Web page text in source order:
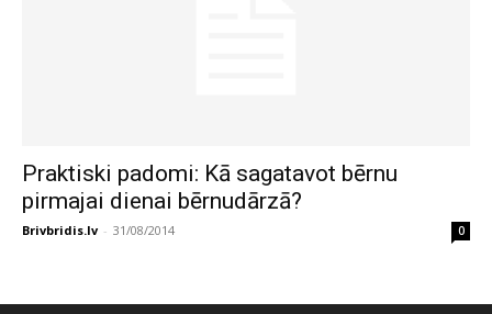
Praktiski padomi: Kā sagatavot bērnu
pirmajai dienai bērnudārzā?
Brivbridis.lv - 31/08/2014 0